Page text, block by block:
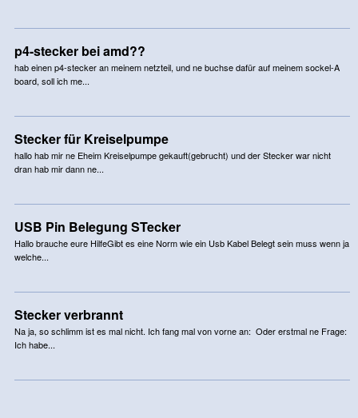
p4-stecker bei amd??
hab einen p4-stecker an meinem netzteil, und ne buchse dafür auf meinem sockel-A
board, soll ich me...
Stecker für Kreiselpumpe
hallo hab mir ne Eheim Kreiselpumpe gekauft(gebrucht) und der Stecker war nicht
dran hab mir dann ne...
USB Pin Belegung STecker
Hallo brauche eure HilfeGibt es eine Norm wie ein Usb Kabel Belegt sein muss wenn ja
welche...
Stecker verbrannt
Na ja, so schlimm ist es mal nicht. Ich fang mal von vorne an: Oder erstmal ne Frage:
Ich habe...